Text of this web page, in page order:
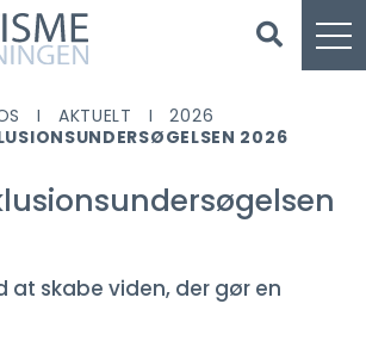
AKTUELT
2026
2026
at skabe viden, der gør en